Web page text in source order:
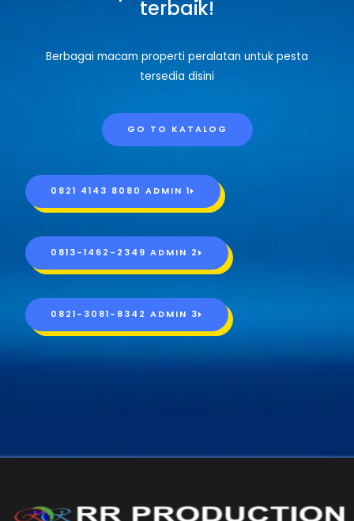
terbaik!
Berbagai macam properti peralatan untuk pesta
tersedia disini
GO TO KATALOG
0821 4143 8080 ADMIN 1
0813-1462-2349 ADMIN 2
0821-3081-8342 ADMIN 3